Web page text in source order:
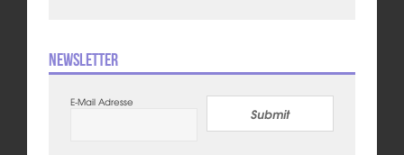
Newsletter
E-Mail Adresse
Submit